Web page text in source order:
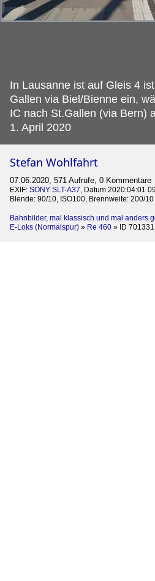
In Lausanne ist auf Gleis 4
Gallen via Biel/Bienne ein,
IC nach St.Gallen (via Bern)
1. April 2020
Stefan Wohlfahrt
07.06.2020, 571 Aufrufe, 0 Kommentare
EXIF: SONY SLT-A37 , Datum 2020:04:01
Blende: 90/10, ISO100, Brennweite: 200/10
Bahnbilder, mal klassisch und mal anders
E-Loks (Normalspur) » Re 460 » ID 701331